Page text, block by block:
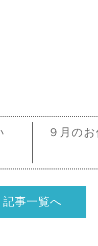
９月の
記事一覧へ